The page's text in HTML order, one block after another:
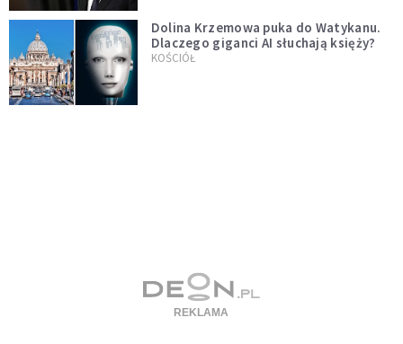
Dolina Krzemowa puka do Watykanu.
Dlaczego giganci AI słuchają księży?
KOŚCIÓŁ